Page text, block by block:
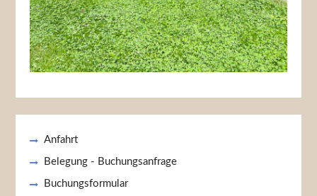
Anfahrt
Belegung - Buchungsanfrage
Buchungsformular